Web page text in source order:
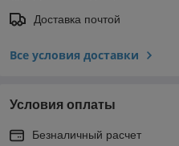
Доставка почтой
Все условия доставки
Условия оплаты
Безналичный расчет